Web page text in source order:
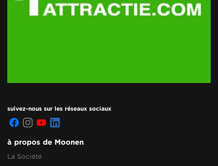
suivez-nous sur les réseaux sociaux
à propos de Moonen
La Société